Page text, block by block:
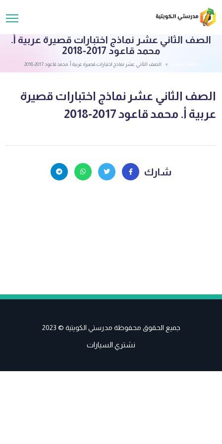
الصف الثاني عشر نماذج اختبارات قصيرة عربية أ.
محمد قاعود 2017-2018
الصف الثاني عشر نماذج اختبارات قصيرة عربية أ. محمد قاعود 2017-2018
الصف الثاني عشر نماذج اختبارات قصيرة
عربية أ. محمد قاعود 2017-2018
شارك
جميع الحقوق محفوظة مدرستي الكويتية © 2023
نشتري السيارات